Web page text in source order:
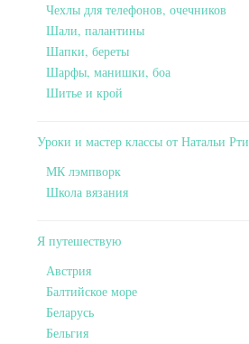
Чехлы для телефонов, очечников
Шали, палантины
Шапки, береты
Шарфы, манишки, боа
Шитье и крой
Уроки и мастер классы от Натальи
МК лэмпворк
Школа вязания
Я путешествую
Австрия
Балтийское море
Беларусь
Бельгия